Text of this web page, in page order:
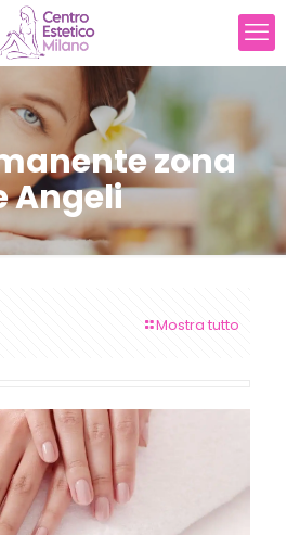
zona
Angeli
Mostra tutto